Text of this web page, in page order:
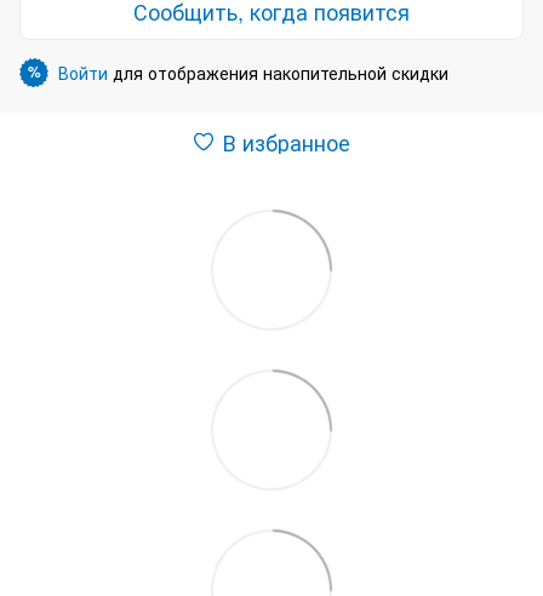
Сообщить, когда появится
% Войти для отображения накопительной скидки
В избранное